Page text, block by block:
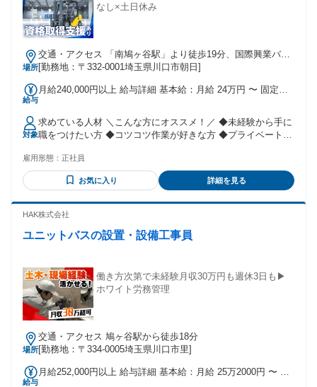
なし×土日休み
場所
交通・アクセス 「南鳩ヶ谷駅」より徒歩19分、国際興業バス
「朝日四丁目」より徒歩3分
[勤務地：〒332-0001埼玉県川口市朝日]
給与
月給240,000円以上 給与詳細 基本給：月給 24万円 〜 固定残
勤・家族手当金額：なし 全員に一律で支払われるその他手当
金額：なし ◆昇給あり
対象
求めている人材 ＼こんな方にオススメ！／ ◆未経験から手に
職をつけたい方 ◆コツコツ作業が好きな方 ◆プライベートも
味等と両立したい」 そんな方でも無理なく活躍できますよ♪
雇用形態： 正社員
お気に入り 詳細を見る
HAK株式会社
ユニットバスの設置・設備工事員
働き方次第で未経験月収30万円も週休3日も▶
ホワイト労務管理
場所
交通・アクセス 鳩ヶ谷駅から徒歩18分
[勤務地：〒334-0005埼玉県川口市里]
給与
月給252,000円以上 給与詳細 基本給：月給 25万2000円 〜 固